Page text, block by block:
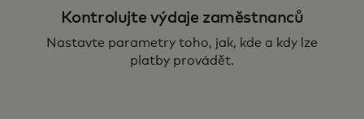
Kontrolujte výdaje zaměstnanců
Nastavte parametry toho, jak, kde a kdy lze
platby provádět.